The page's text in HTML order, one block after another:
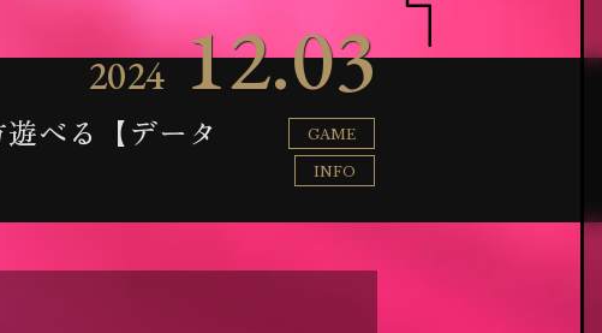
2024 12.03
べる【データ
GAME
INFO